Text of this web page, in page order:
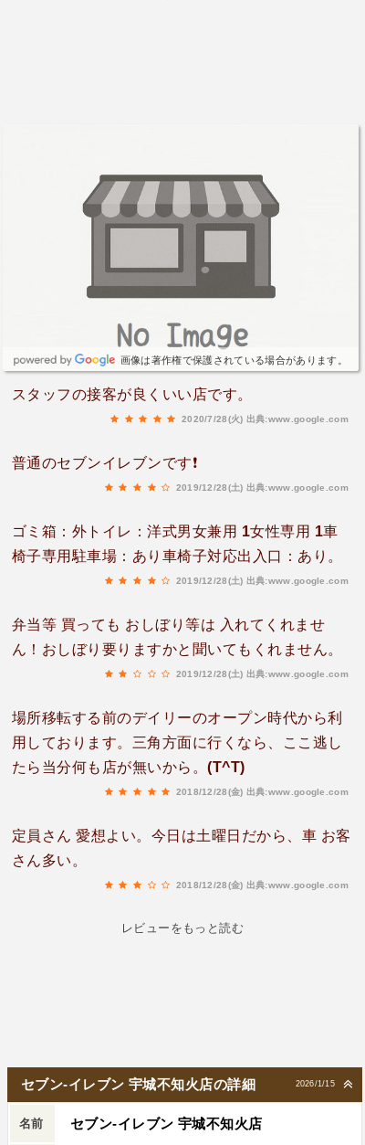
画像は著作権で保護されている場合があります。
スタッフの接客が良くいい店です。
2020/7/28(火) 出典:www.google.com
普通のセブンイレブンです❗️
2019/12/28(土) 出典:www.google.com
ゴミ箱：外トイレ：洋式男女兼用 1女性専用 1車
椅子専用駐車場：あり車椅子対応出入口：あり。
2019/12/28(土) 出典:www.google.com
弁当等 買っても おしぼり等は 入れてくれませ
ん！おしぼり要りますかと聞いてもくれません。
2019/12/28(土) 出典:www.google.com
場所移転する前のデイリーのオープン時代から利
用しております。三角方面に行くなら、ここ逃し
たら当分何も店が無いから。(T^T)
2018/12/28(金) 出典:www.google.com
定員さん 愛想よい。今日は土曜日だから、車 お客
さん多い。
2018/12/28(金) 出典:www.google.com
レビューをもっと読む
2026/1/15
セブン-イレブン 宇城不知火店の詳細
名前 セブン-イレブン 宇城不知火店